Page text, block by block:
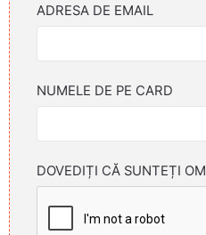
ADRESA DE EMAIL
NUMELE DE PE CARD
DOVEDIȚI CĂ SUNTEȚI OM